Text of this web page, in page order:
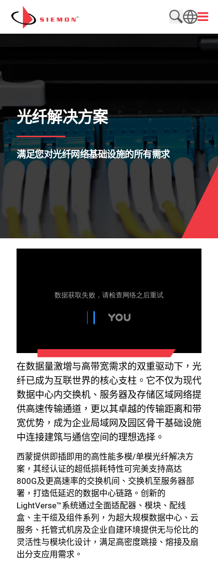
跳至内容
搜索网站
打开
SEARCH
光纤解决方案
满足您对光纤网络基础设施的所有需求
在数据量激增与高带宽需求的双重驱动下，光
纤已成为互联世界的核心支柱。它不仅为现代
数据中心内交换机、服务器及存储区域网络提
供高速传输通道，更以其卓越的传输距离和带
宽优势，成为企业局域网及园区骨干基础设施
中连接建筑与通信空间的理想选择。
西蒙提供即插即用的高性能多模/单模光纤解决方
案，其经认证的超低损耗特性可完美支持高达
800G及更高速率的交换机间、交换机至服务器部
署，打造低延迟的数据中心链路。创新的
LightVerse™系统通过全面适配器、模块、配线
盒、主干缆及组件系列，为超大规模数据中心、云
服务、托管式机房及企业自建环境提供无与伦比的
灵活性与模块化设计，满足高密度跳接、熔接及扇
出分支应用需求。